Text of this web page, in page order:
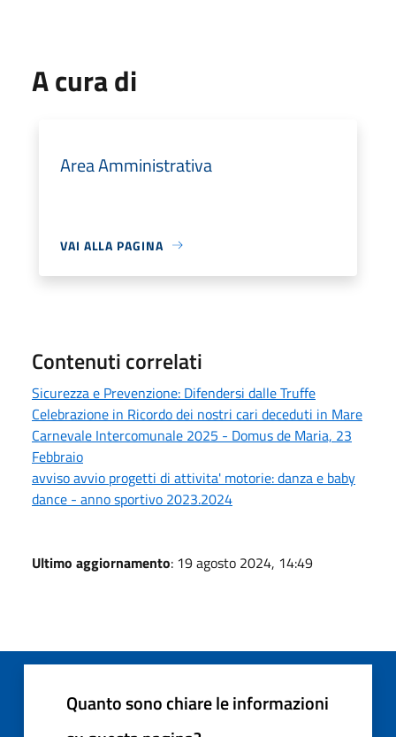
A cura di
Area Amministrativa
VAI ALLA PAGINA
Contenuti correlati
Sicurezza e Prevenzione: Difendersi dalle Truffe
Celebrazione in Ricordo dei nostri cari deceduti in Mare
Carnevale Intercomunale 2025 - Domus de Maria, 23
Febbraio
avviso avvio progetti di attivita' motorie: danza e baby
dance - anno sportivo 2023.2024
Ultimo aggiornamento: 19 agosto 2024, 14:49
Quanto sono chiare le informazioni